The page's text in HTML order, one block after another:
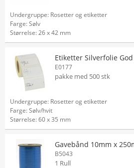
Undergruppe: Rosetter og etiketter
Farge: Sølv
Størrelse: 26 x 42 mm
Etiketter Silverfolie
E0177
pakke med 500 stk
Undergruppe: Rosetter og etiketter
Farge: Sølv/hvit
Størrelse: 60 x 35 mm
Gavebånd 10mm x
B5043
1 Rull